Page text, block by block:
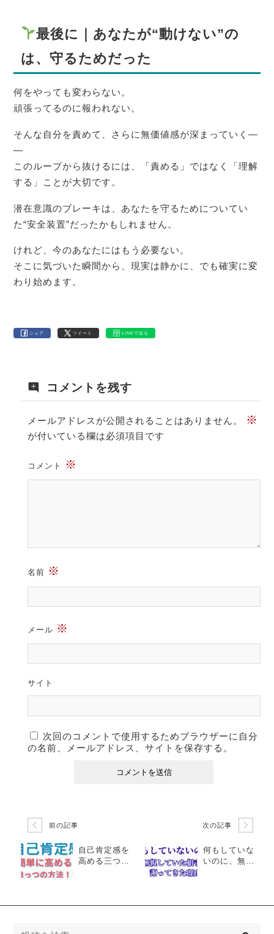
最後に｜あなたが“動けない”の
は、守るためだった
何をやっても変わらない。
頑張ってるのに報われない。
そんな自分を責めて、さらに無価値感が深まっていく―
―
このループから抜けるには、「責める」ではなく「理解
する」ことが大切です。
潜在意識のブレーキは、あなたを守るためについてい
た“安全装置”だったかもしれません。
けれど、今のあなたにはもう必要ない。
そこに気づいた瞬間から、現実は静かに、でも確実に変
わり始めます。
シェア ツイート LINEで送る
コメントを残す
メールアドレスが公開されることはありません。 ※
が付いている欄は必須項目です
コメント ※
名前 ※
メール ※
サイト
次回のコメントで使用するためブラウザーに自分
の名前、メールアドレス、サイトを保存する。
前の記事
自己肯定感を
高める三つの
プ Mana’s Me
次の記事
何もしていな
いのに、無視